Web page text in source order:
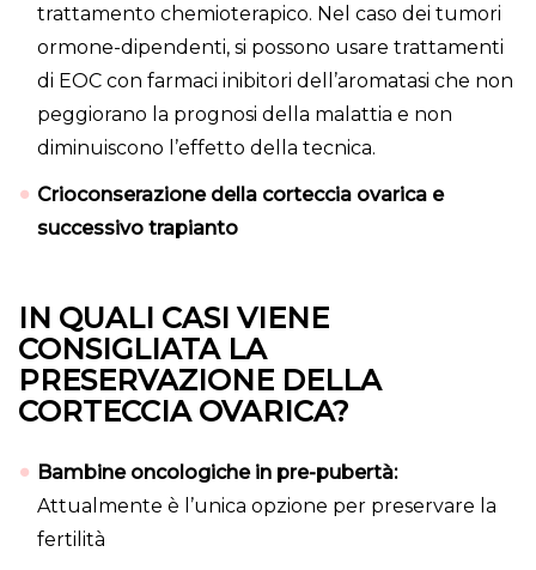
trattamento chemioterapico. Nel caso dei tumori
ormone-dipendenti, si possono usare trattamenti
di EOC con farmaci inibitori dell’aromatasi che non
peggiorano la prognosi della malattia e non
diminuiscono l’effetto della tecnica.
Crioconserazione della corteccia ovarica e
successivo trapianto
IN QUALI CASI VIENE
CONSIGLIATA LA
PRESERVAZIONE DELLA
CORTECCIA OVARICA?
Bambine oncologiche in pre-pubertà:
Attualmente è l’unica opzione per preservare la
fertilità